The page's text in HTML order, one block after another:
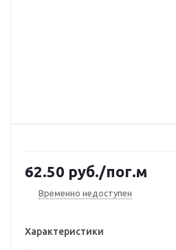
62.50 руб./пог.м
Временно недоступен
Характеристики